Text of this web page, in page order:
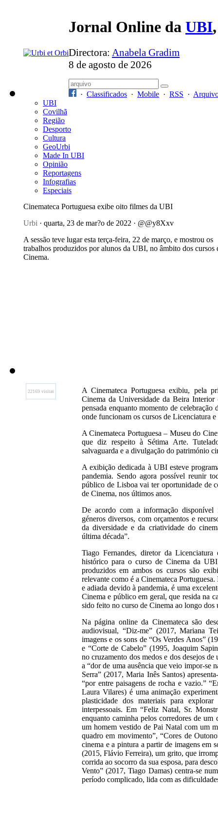
Jornal Online da UBI
Directora: Anabela Gradim
8 de agosto de 2026
· Classificados · Mobile · RSS ·
UBI
Covilhã
Região
Desporto
Cultura
GeoUrbi
Made In UBI
Opinião
Reportagens
Infografias
Especiais
Cinemateca Portuguesa exibe oito filmes da UBI
Urbi · quarta, 23 de mar?o de 2022 · @@y8Xxv
A sessão teve lugar esta terça-feira, 22 de março, e mostrou os
trabalhos produzidos por alunos da UBI, no âmbito dos cursos
Cinema.
22169 visitas
A Cinemateca Portuguesa exibiu, pela
Cinema da Universidade da Beira
pensada enquanto momento de
onde funcionam os cursos de Licenciatura
A Cinemateca Portuguesa – Museu do
que diz respeito à Sétima Arte.
salvaguarda e a divulgação do património
A exibição dedicada à UBI esteve
pandemia. Sendo agora possível reunir
público de Lisboa vai ter oportunidade de
de Cinema, nos últimos anos.
De acordo com a informação
géneros diversos, com orçamentos e
da diversidade e da criatividade do
última década”.
Tiago Fernandes, diretor da
histórico para o curso de Cinema da
produzidos em ambos os cursos são
relevante como é a Cinemateca
e adiada devido à pandemia, é uma
Cinema e público em geral, que resida na
sido feito no curso de Cinema ao longo dos
Na página online da Cinemateca são
audiovisual, “Diz-me” (2017, Mariana
imagens e os sons de “Os Verdes Anos”
e “Corte de Cabelo” (1995, Joaquim
no cruzamento dos medos e dos desejos
a “dor de uma ausência que veio impor-se
Serra” (2017, Maria Inês Santos)
“por entre paisagens de rocha e vazio.”
Laura Vilares) é uma animação
plasticidade dos materiais para
interpessoais. Em “Feliz Natal, Sr.
enquanto caminha pelos corredores de
um homem vestido de Pai Natal com um
quadro em movimento”, “Cores de
cinema e a pintura a partir de imagens em
(2015, Flávio Ferreira), um grito, que
corrida ao socorro da sua esposa, para
Vento” (2017, Tiago Damas) centra-se
período complicado, lida com as